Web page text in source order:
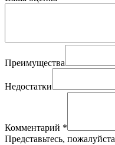
Преимущества
Недостатки
Комментарий *
Представьтесь, пожалуйста